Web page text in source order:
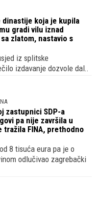
dinastije koja je kupila
gradi vilu iznad
zlatom, nastavio s
iz splitske
izdavanje dozvole dal..
zastupnici SDP-a
pa nije završila u
tražila FINA, prethodno
8 tisuća eura pa je o
odlučivao zagrebački